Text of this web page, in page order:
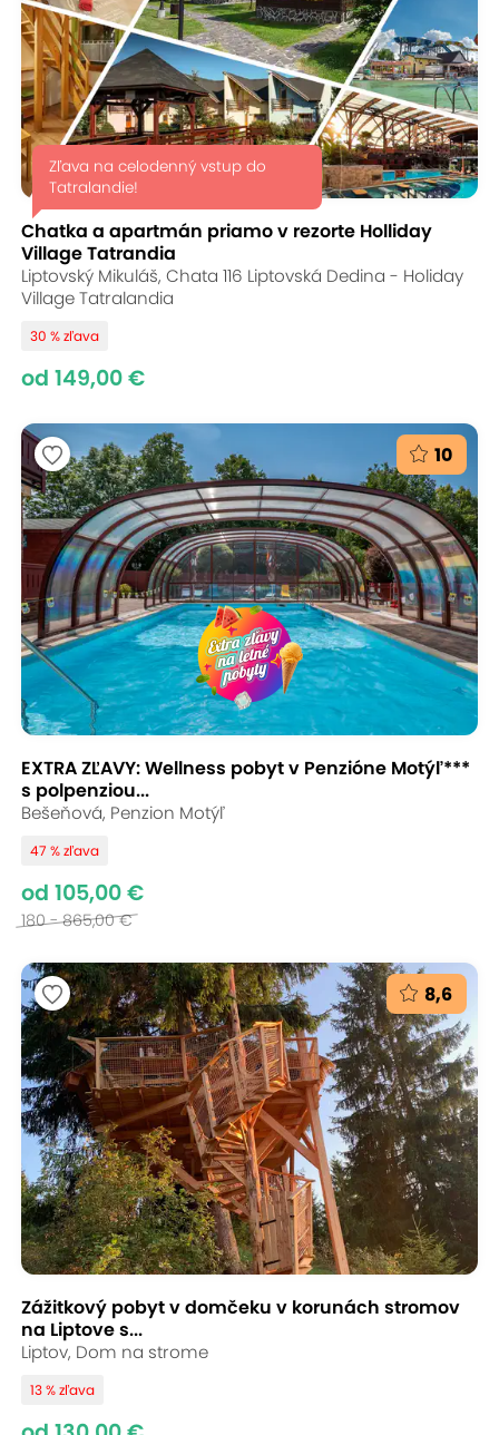
Zľava na celodenný vstup do
Tatralandie!
Chatka a apartmán priamo v rezorte Holliday
Village Tatrandia
Liptovský Mikuláš, Chata 116 Liptovská Dedina - Holiday
Village Tatralandia
30 % zľava
od 149,00 €
10
EXTRA ZĽAVY: Wellness pobyt v Penzióne Motýľ***
s polpenziou...
Bešeňová, Penzion Motýľ
47 % zľava
od 105,00 €
180 - 865,00 €
8,6
Zážitkový pobyt v domčeku v korunách stromov
na Liptove s...
Liptov, Dom na strome
13 % zľava